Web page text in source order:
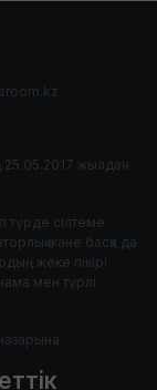
25.05.2017 жылдан
түрде сілтеме
және басқа да
жеке пікірі
мен түрлі